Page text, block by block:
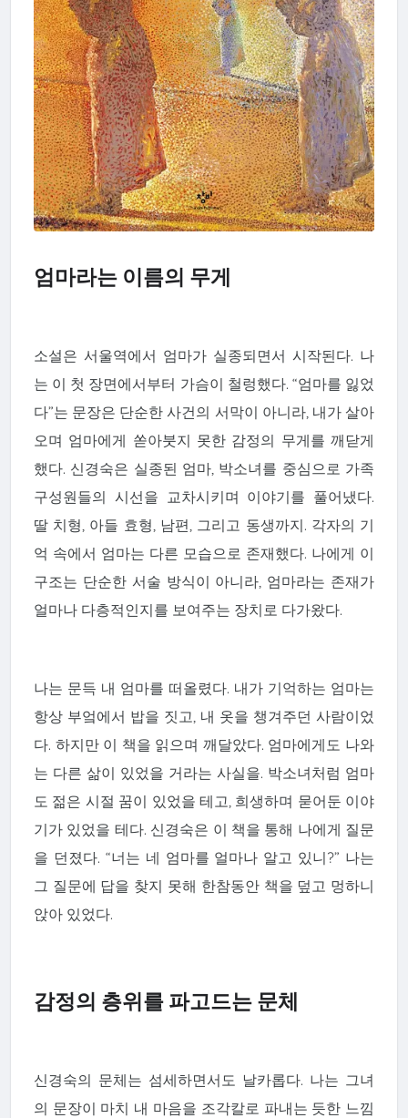
엄마라는 이름의 무게
소설은 서울역에서 엄마가 실종되면서 시작된다. 나
는 이 첫 장면에서부터 가슴이 철렁했다. “엄마를 잃었
다”는 문장은 단순한 사건의 서막이 아니라, 내가 살아
오며 엄마에게 쏟아붓지 못한 감정의 무게를 깨닫게
했다. 신경숙은 실종된 엄마, 박소녀를 중심으로 가족
구성원들의 시선을 교차시키며 이야기를 풀어냈다.
딸 치형, 아들 효형, 남편, 그리고 동생까지. 각자의 기
억 속에서 엄마는 다른 모습으로 존재했다. 나에게 이
구조는 단순한 서술 방식이 아니라, 엄마라는 존재가
얼마나 다층적인지를 보여주는 장치로 다가왔다.
나는 문득 내 엄마를 떠올렸다. 내가 기억하는 엄마는
항상 부엌에서 밥을 짓고, 내 옷을 챙겨주던 사람이었
다. 하지만 이 책을 읽으며 깨달았다. 엄마에게도 나와
는 다른 삶이 있었을 거라는 사실을. 박소녀처럼 엄마
도 젊은 시절 꿈이 있었을 테고, 희생하며 묻어둔 이야
기가 있었을 테다. 신경숙은 이 책을 통해 나에게 질문
을 던졌다. “너는 네 엄마를 얼마나 알고 있니?” 나는
그 질문에 답을 찾지 못해 한참동안 책을 덮고 멍하니
앉아 있었다.
감정의 층위를 파고드는 문체
신경숙의 문체는 섬세하면서도 날카롭다. 나는 그녀
의 문장이 마치 내 마음을 조각칼로 파내는 듯한 느낌